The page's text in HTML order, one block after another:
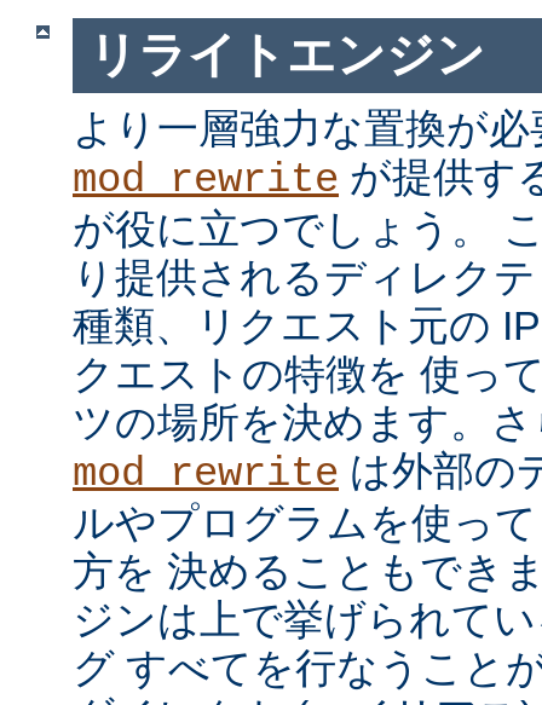
リライトエンジン
より一層強力な置換が
mod_rewrite が提供す
が役に立つでしょう。
り提供されるディレク
種類、リクエスト元の
クエストの特徴を 使っ
ツの場所を決めます。
mod_rewrite は外部の
ルやプログラムを使っ
方を 決めることもでき
ジンは上で挙げられて
グ すべてを行なうこと